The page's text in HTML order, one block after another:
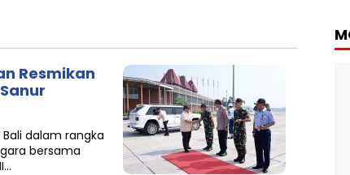
Resmikan
dalam rangka
bersama